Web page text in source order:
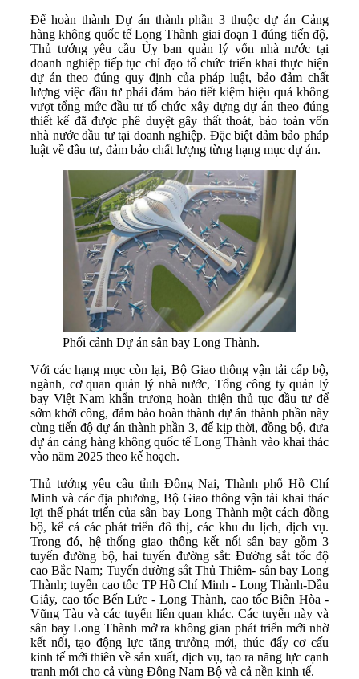
Để hoàn thành Dự án thành phần 3 thuộc dự án Cảng
hàng không quốc tế Long Thành giai đoạn 1 đúng tiến độ,
Thủ tướng yêu cầu Ủy ban quản lý vốn nhà nước tại
doanh nghiệp tiếp tục chỉ đạo tổ chức triển khai thực hiện
dự án theo đúng quy định của pháp luật, bảo đảm chất
lượng việc đầu tư phải đảm bảo tiết kiệm hiệu quả không
vượt tổng mức đầu tư tổ chức xây dựng dự án theo đúng
thiết kế đã được phê duyệt gây thất thoát, bảo toàn vốn
nhà nước đầu tư tại doanh nghiệp. Đặc biệt đảm bảo pháp
luật về đầu tư, đảm bảo chất lượng từng hạng mục dự án.
Phối cảnh Dự án sân bay Long Thành.
Với các hạng mục còn lại, Bộ Giao thông vận tải cấp bộ,
ngành, cơ quan quản lý nhà nước, Tổng công ty quản lý
bay Việt Nam khẩn trương hoàn thiện thủ tục đầu tư để
sớm khởi công, đảm bảo hoàn thành dự án thành phần này
cùng tiến độ dự án thành phần 3, để kịp thời, đồng bộ, đưa
dự án cảng hàng không quốc tế Long Thành vào khai thác
vào năm 2025 theo kế hoạch.
Thủ tướng yêu cầu tỉnh Đồng Nai, Thành phố Hồ Chí
Minh và các địa phương, Bộ Giao thông vận tải khai thác
lợi thế phát triển của sân bay Long Thành một cách đồng
bộ, kể cả các phát triển đô thị, các khu du lịch, dịch vụ.
Trong đó, hệ thống giao thông kết nối sân bay gồm 3
tuyến đường bộ, hai tuyến đường sắt: Đường sắt tốc độ
cao Bắc Nam; Tuyến đường sắt Thủ Thiêm- sân bay Long
Thành; tuyến cao tốc TP Hồ Chí Minh - Long Thành-Dầu
Giây, cao tốc Bến Lức - Long Thành, cao tốc Biên Hòa -
Vũng Tàu và các tuyến liên quan khác. Các tuyến này và
sân bay Long Thành mở ra không gian phát triển mới nhờ
kết nối, tạo động lực tăng trưởng mới, thúc đẩy cơ cấu
kinh tế mới thiên về sản xuất, dịch vụ, tạo ra năng lực cạnh
tranh mới cho cả vùng Đông Nam Bộ và cả nền kinh tế.